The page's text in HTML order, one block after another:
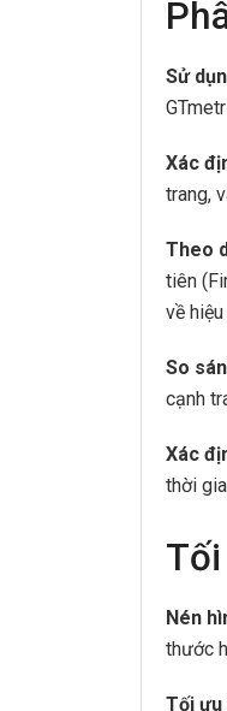
Sử
Xác
trang,
Theo
tiên
về
So
cạnh
Xác
thời
Nén
thước
Tối ưu